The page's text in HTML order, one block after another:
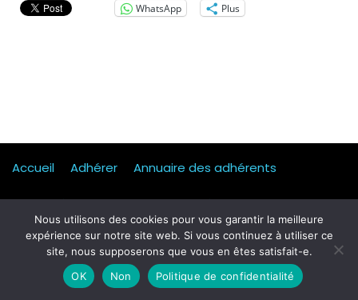
WhatsApp
Plus
Accueil Adhérer Annuaire des adhérents
Actualités Presse Mentions légales Statuts
Mobilité, transport & logistique Contact
Qui sommes-nous ? Formulaire d’inscription Petit dej
Nous utilisons des cookies pour vous garantir la meilleure
expérience sur notre site web. Si vous continuez à utiliser ce
site, nous supposerons que vous en êtes satisfait-e.
OK
Non Politique de confidentialité